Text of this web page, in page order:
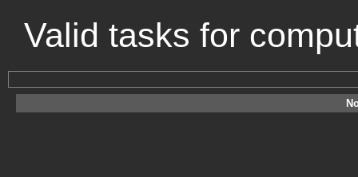
Valid tasks for